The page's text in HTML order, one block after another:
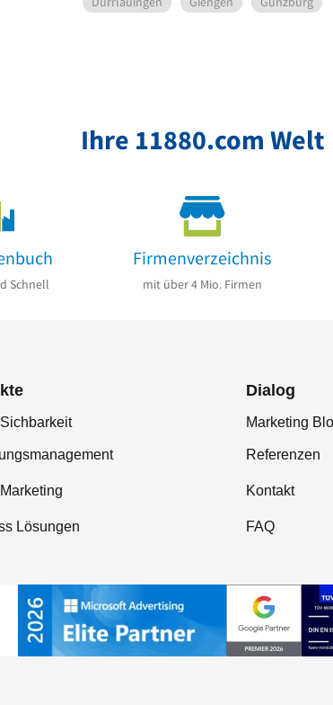
Ihre 11880.com Welt
Schnell
Firmenverzeichnis
mit über 4 Mio. Firmen
Lösungen
Dialog
Marketing
Referenzen
Kontakt
FAQ